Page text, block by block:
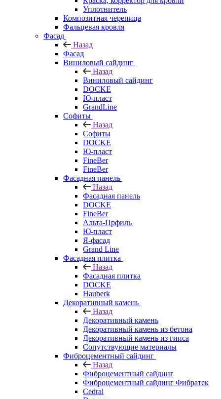
Уплотнитель
Композитная черепица
Фальцевая кровля
Фасад
Назад
Фасад
Виниловый сайдинг
Назад
Виниловый сайдинг
DOCKE
Ю-пласт
GrandLine
Софиты
Назад
Софиты
DOCKE
Ю-пласт
FineBer
FineBer
Фасадная панель
Назад
Фасадная панель
DOCKE
FineBer
Альта-Прфиль
Ю-пласт
Я-фасад
Grand Line
Фасадная плитка
Назад
Фасадная плитка
DOCKE
Hauberk
Декоративный камень
Назад
Декоративный камень
Декоративный камень из бетона
Декоративный камень из гипса
Сопутствующие материалы
Фиброцементный сайдинг
Назад
Фиброцементный сайдинг
Фиброцементный сайдинг Фибратек
Cedral